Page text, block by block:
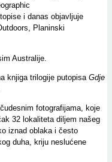
i danas objavljuje
Planinski
Australije.
knjiga trilogije putopisaGdje
fotografijama, koje
32 lokaliteta diljem našeg
iznad oblaka i često
duha, kriju neslućene